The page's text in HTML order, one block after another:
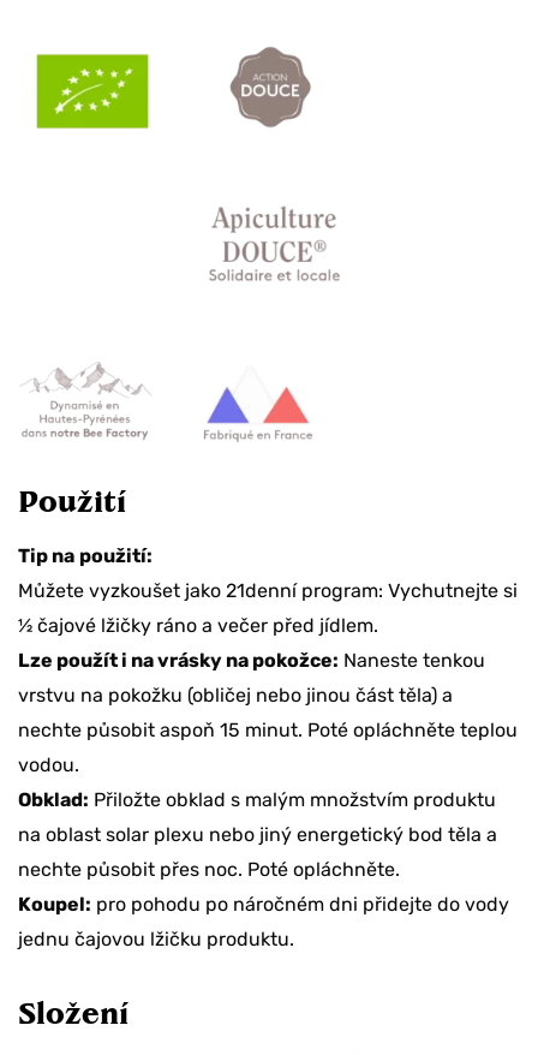
Použití
Tip na použití:
Můžete vyzkoušet jako 21denní program: Vychutnejte si
½ čajové lžičky ráno a večer před jídlem.
Lze použít i na vrásky na pokožce: Naneste tenkou
vrstvu na pokožku (obličej nebo jinou část těla) a
nechte působit aspoň 15 minut. Poté opláchněte teplou
vodou.
Obklad: Přiložte obklad s malým množstvím produktu
na oblast solar plexu nebo jiný energetický bod těla a
nechte působit přes noc. Poté opláchněte.
Koupel: pro pohodu po náročném dni přidejte do vody
jednu čajovou lžičku produktu.
Složení
TEĎ NE